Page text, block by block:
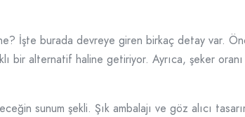
İşte burada devreye giren birkaç detay var.
bir alternatif haline getiriyor. Ayrıca, şeker
sunum şekli. Şık ambalajı ve göz alıcı